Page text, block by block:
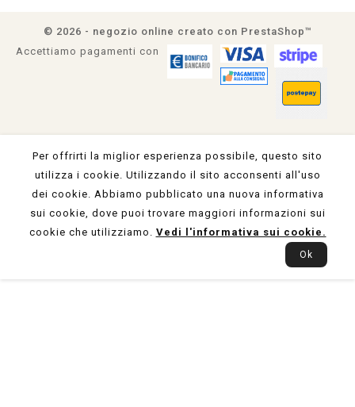
© 2026 - negozio online creato con PrestaShop™
Accettiamo pagamenti con
Per offrirti la miglior esperienza possibile, questo sito
utilizza i cookie. Utilizzando il sito acconsenti all'uso
dei cookie. Abbiamo pubblicato una nuova informativa
sui cookie, dove puoi trovare maggiori informazioni sui
cookie che utilizziamo. Vedi l'informativa sui cookie.
Ok